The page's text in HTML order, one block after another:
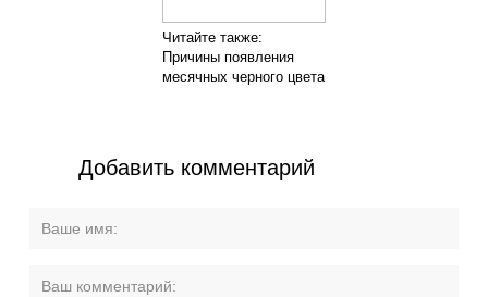
Читайте также:
Причины появления
месячных черного цвета
Добавить комментарий